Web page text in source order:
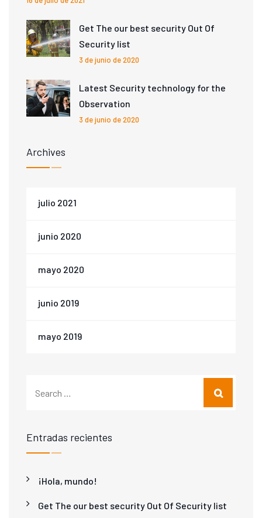
Get The our best security Out Of
Security list
3 de junio de 2020
Latest Security technology for the
Observation
3 de junio de 2020
Archives
julio 2021
junio 2020
mayo 2020
junio 2019
mayo 2019
Entradas recientes
¡Hola, mundo!
Get The our best security Out Of Security list